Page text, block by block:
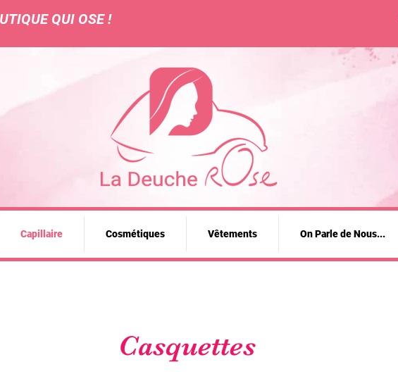
QUI OSE !
Capillaire Cosmétiques Vêtements On Parle de Nous...
Casquettes